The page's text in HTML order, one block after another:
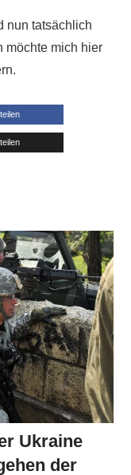
nun tatsächlich
möchte mich hier
teilen
teilen
Ukraine
der